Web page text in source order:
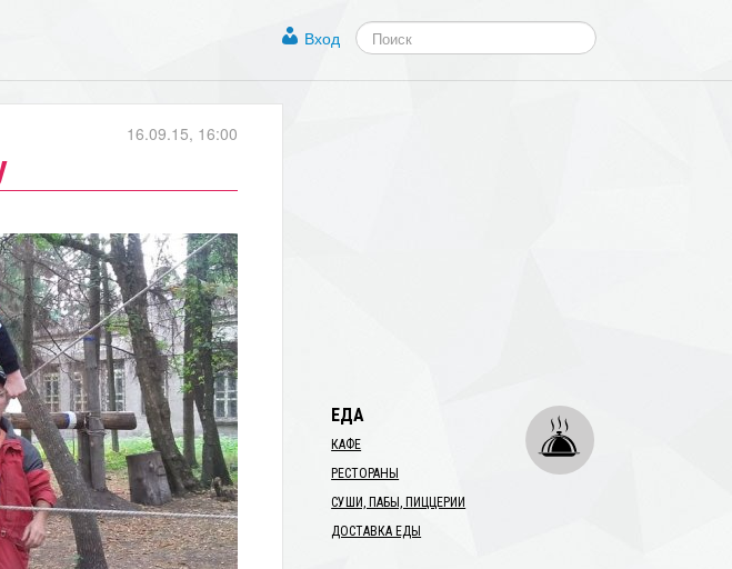
Вход
16.09.15, 16:00
ЕДА
КАФЕ
РЕСТОРАНЫ
СУШИ, ПАБЫ, ПИЦЦЕРИИ
ДОСТАВКА ЕДЫ